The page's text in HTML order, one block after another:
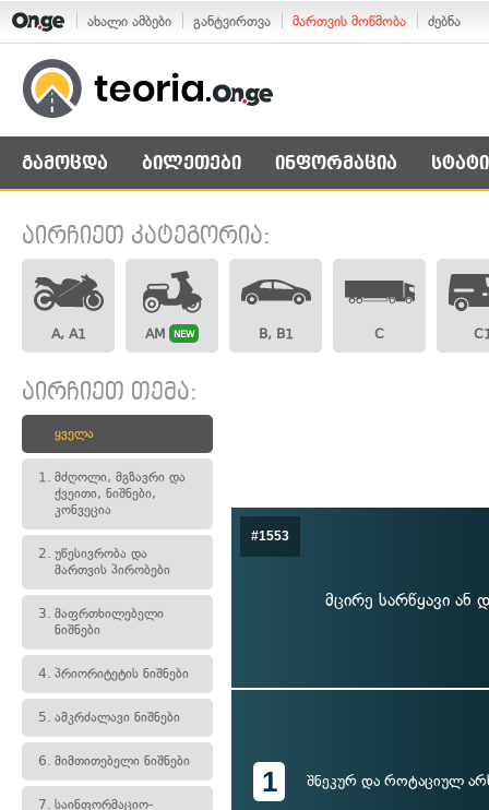
ახალი ამბები განტვირთვა მართვის მოწმობა ძებნა
გამოცდა ბილეთები ინფორმაცია
აირჩიეთ კატეგორია:
A, A1 AM NEW B, B1 C
აირჩიეთ თემა:
ყველა
1. მძღოლი, მგზავრი და
ქვეითი, ნიშნები,
კონვეცია
2. უწესივრობა და
მართვის პირობები
3. მაფრთხილებელი
ნიშნები
4. პრიორიტეტის ნიშნები
5. ამკრძალავი ნიშნები
6. მიმთითებელი ნიშნები
7. საინფორმაციო-
#1553
მცირე სარწყავი ან
1 შნეკურ და როტაციულ